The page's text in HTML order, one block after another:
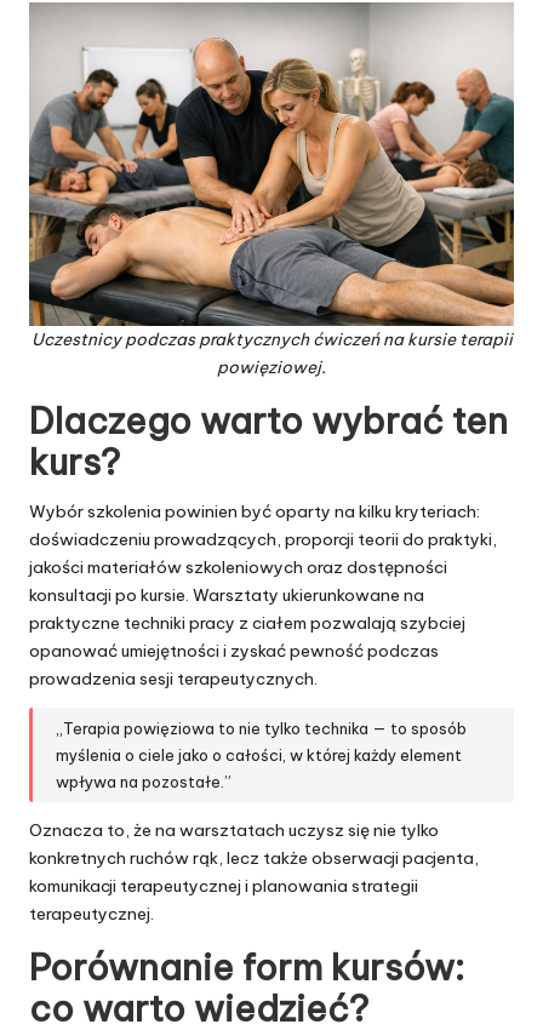
Uczestnicy podczas praktycznych ćwiczeń na kursie terapii
powięziowej.
Dlaczego warto wybrać ten
kurs?
Wybór szkolenia powinien być oparty na kilku kryteriach:
doświadczeniu prowadzących, proporcji teorii do praktyki,
jakości materiałów szkoleniowych oraz dostępności
konsultacji po kursie. Warsztaty ukierunkowane na
praktyczne techniki pracy z ciałem pozwalają szybciej
opanować umiejętności i zyskać pewność podczas
prowadzenia sesji terapeutycznych.
„Terapia powięziowa to nie tylko technika — to sposób
myślenia o ciele jako o całości, w której każdy element
wpływa na pozostałe.”
Oznacza to, że na warsztatach uczysz się nie tylko
konkretnych ruchów rąk, lecz także obserwacji pacjenta,
komunikacji terapeutycznej i planowania strategii
terapeutycznej.
Porównanie form kursów:
co warto wiedzieć?